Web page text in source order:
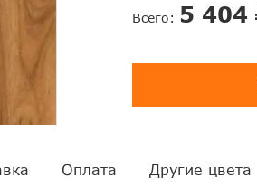
Всего: 5 404
Оплата Другие цвета